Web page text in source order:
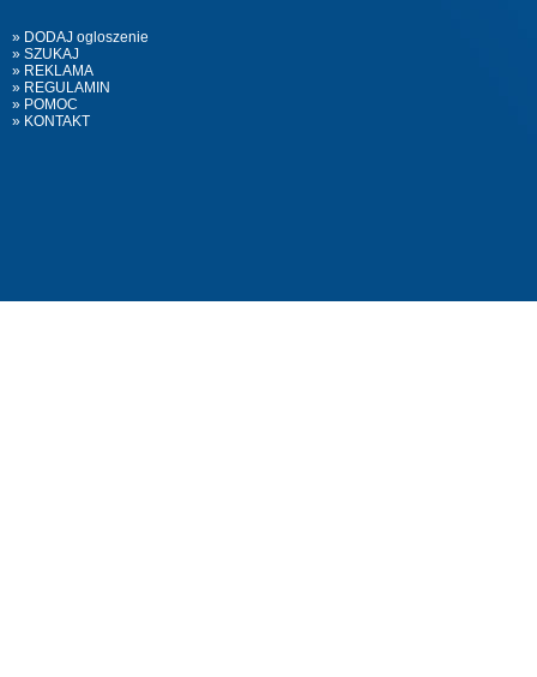
» DODAJ ogloszenie
» SZUKAJ
» REKLAMA
» REGULAMIN
» POMOC
» KONTAKT